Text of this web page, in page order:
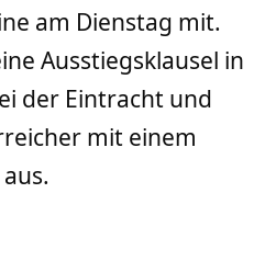
am Dienstag mit.
Ausstiegsklausel in
der Eintracht und
mit einem